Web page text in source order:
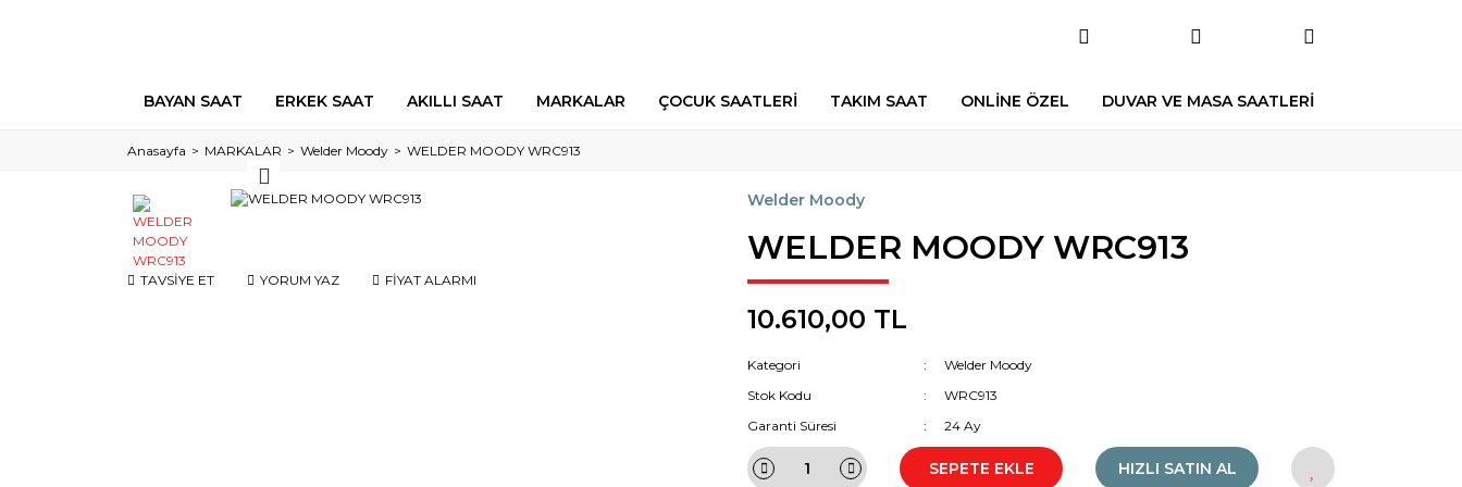
BAYAN SAAT ERKEK SAAT AKILLI SAAT MARKALAR ÇOCUK SAATLERİ TAKIM SAAT ONLİNE ÖZEL DUVAR VE MASA SAATLERİ
Anasayfa MARKALAR Welder Moody WELDER MOODY WRC913
TAVSİYE ET YORUM YAZ FİYAT ALARMI
Welder Moody
WELDER MOODY WRC913
10.610,00 TL
Kategori
Welder Moody
Stok Kodu
WRC913
Garanti Süresi
24 Ay
SEPETE EKLE HIZLI SATIN AL